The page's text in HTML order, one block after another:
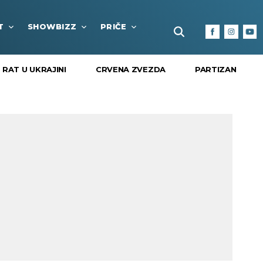
SHOWBIZZ PRIČE FUN BOX KULTURA I
RAT U UKRAJINI CRVENA ZVEZDA PARTIZAN